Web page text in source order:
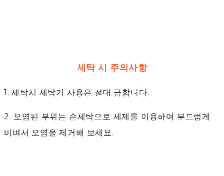
세탁 시 주의사항
1. 세탁시 세탁기 사용은 절대 금합니다.
2. 오염된 부위는 손세탁으로 세제를 이용하여 부드럽게
비벼서 오염을 제거해 보세요.